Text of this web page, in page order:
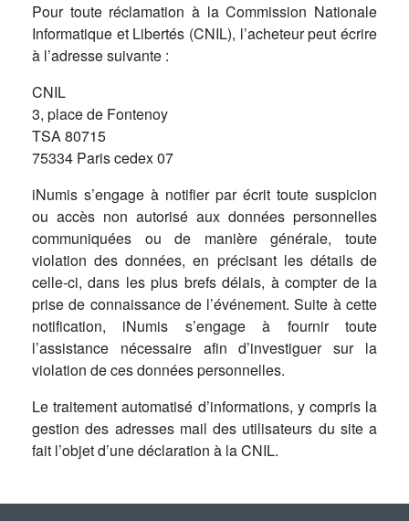
Pour toute réclamation à la Commission Nationale
Informatique et Libertés (CNIL), l’acheteur peut écrire
à l’adresse suivante :
CNIL
3, place de Fontenoy
TSA 80715
75334 Paris cedex 07
iNumis s’engage à notifier par écrit toute suspicion
ou accès non autorisé aux données personnelles
communiquées ou de manière générale, toute
violation des données, en précisant les détails de
celle-ci, dans les plus brefs délais, à compter de la
prise de connaissance de l’événement. Suite à cette
notification, iNumis s’engage à fournir toute
l’assistance nécessaire afin d’investiguer sur la
violation de ces données personnelles.
Le traitement automatisé d’informations, y compris la
gestion des adresses mail des utilisateurs du site a
fait l’objet d’une déclaration à la CNIL.